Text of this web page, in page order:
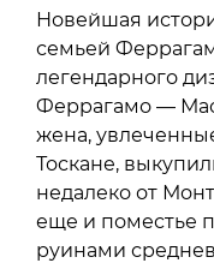
Новейшая
семьей
легендарного
Феррагамо —
жена,
Тоскане,
недалеко от
еще и поместье
руинами